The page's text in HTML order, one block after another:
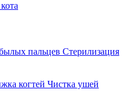
пальцев Стерилизация
когтей Чистка ушей